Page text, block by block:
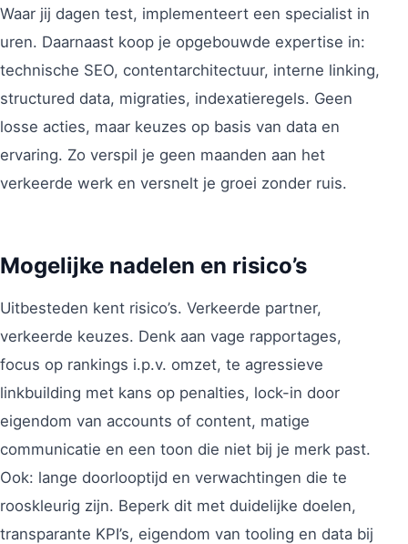
Waar jij dagen test, implementeert een specialist in
uren. Daarnaast koop je opgebouwde expertise in:
technische SEO, contentarchitectuur, interne linking,
structured data, migraties, indexatieregels. Geen
losse acties, maar keuzes op basis van data en
ervaring. Zo verspil je geen maanden aan het
verkeerde werk en versnelt je groei zonder ruis.
Mogelijke nadelen en risico’s
Uitbesteden kent risico’s. Verkeerde partner,
verkeerde keuzes. Denk aan vage rapportages,
focus op rankings i.p.v. omzet, te agressieve
linkbuilding met kans op penalties, lock-in door
eigendom van accounts of content, matige
communicatie en een toon die niet bij je merk past.
Ook: lange doorlooptijd en verwachtingen die te
rooskleurig zijn. Beperk dit met duidelijke doelen,
transparante KPI’s, eigendom van tooling en data bij